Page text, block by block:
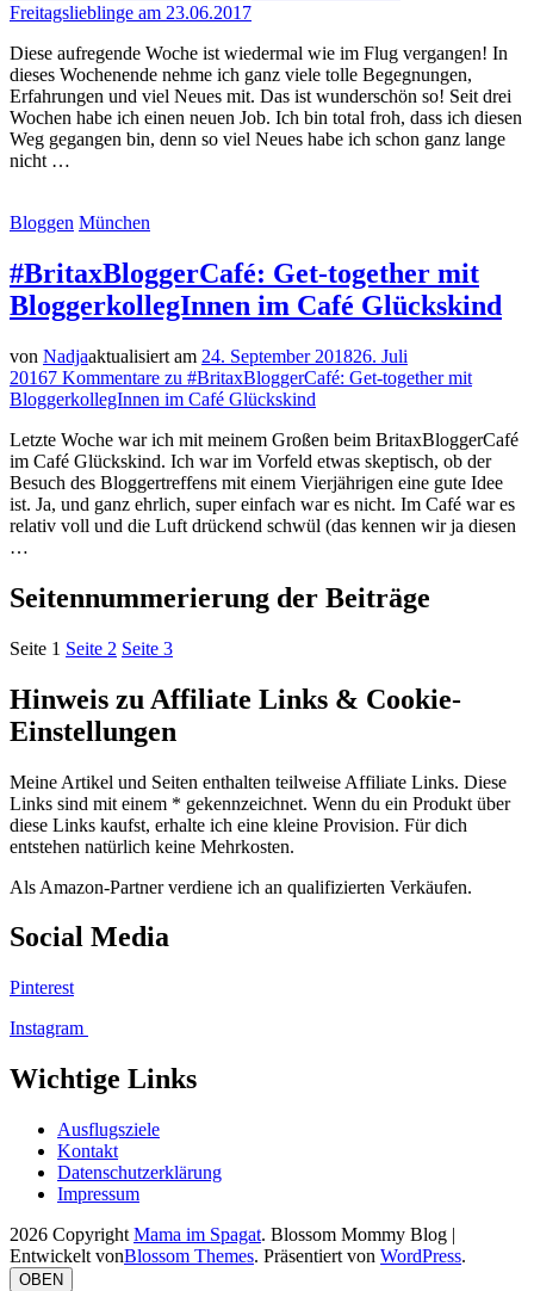
Freitagslieblinge am 23.06.2017
Diese aufregende Woche ist wiedermal wie im Flug vergangen! In
dieses Wochenende nehme ich ganz viele tolle Begegnungen,
Erfahrungen und viel Neues mit. Das ist wunderschön so! Seit drei
Wochen habe ich einen neuen Job. Ich bin total froh, dass ich diesen
Weg gegangen bin, denn so viel Neues habe ich schon ganz lange
nicht …
Bloggen München
#BritaxBloggerCafé: Get-together mit
BloggerkollegInnen im Café Glückskind
von Nadjaaktualisiert am 24. September 201826. Juli
20167 Kommentare zu #BritaxBloggerCafé: Get-together mit
BloggerkollegInnen im Café Glückskind
Letzte Woche war ich mit meinem Großen beim BritaxBloggerCafé
im Café Glückskind. Ich war im Vorfeld etwas skeptisch, ob der
Besuch des Bloggertreffens mit einem Vierjährigen eine gute Idee
ist. Ja, und ganz ehrlich, super einfach war es nicht. Im Café war es
relativ voll und die Luft drückend schwül (das kennen wir ja diesen
…
Seitennummerierung der Beiträge
Seite 1 Seite 2 Seite 3
Hinweis zu Affiliate Links & Cookie-
Einstellungen
Meine Artikel und Seiten enthalten teilweise Affiliate Links. Diese
Links sind mit einem * gekennzeichnet. Wenn du ein Produkt über
diese Links kaufst, erhalte ich eine kleine Provision. Für dich
entstehen natürlich keine Mehrkosten.
Als Amazon-Partner verdiene ich an qualifizierten Verkäufen.
Social Media
Pinterest
Instagram
Wichtige Links
Ausflugsziele
Kontakt
Datenschutzerklärung
Impressum
2026 Copyright Mama im Spagat. Blossom Mommy Blog |
Entwickelt vonBlossom Themes. Präsentiert von WordPress.
OBEN